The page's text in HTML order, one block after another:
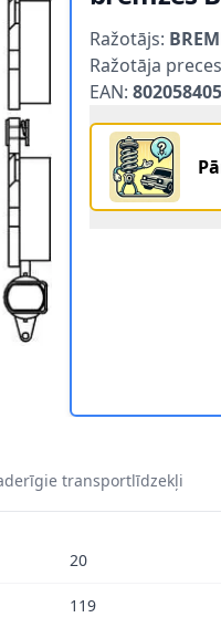
P 85 044 1
BREMZES BREMBO P 85 044
Ražotājs:
Ražotāja
EAN:
transportlīdzekļi
20
119